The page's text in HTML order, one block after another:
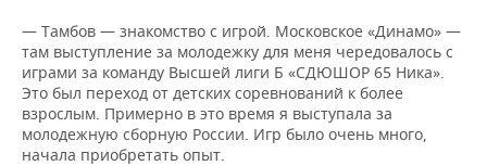
— Тамбов — знакомство с игрой. Московское «Динамо» —
там выступление за молодежку для меня чередовалось с
играми за команду Высшей лиги Б «СДЮШОР 65 Ника».
Это был переход от детских соревнований к более
взрослым. Примерно в это время я выступала за
молодежную сборную России. Игр было очень много,
начала приобретать опыт.